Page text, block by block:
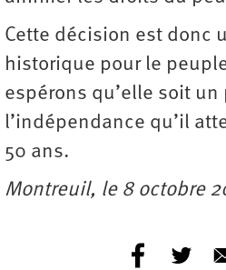
Cette décision est donc
historique pour le
espérons qu’elle soit un
l’indépendance qu’il
50 ans.
Montreuil, le 8 octobre